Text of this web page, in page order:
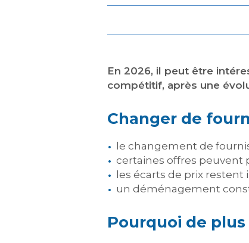
En 2026, il peut être
compétitif, après une
Changer de
le changement de
certaines offres peuvent
les écarts de prix
un déménagement
Pourquoi de